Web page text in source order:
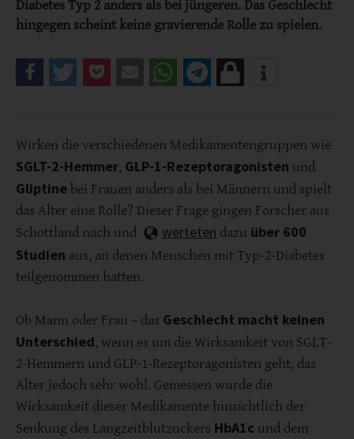
Diabetes Typ 2 anders als bei jüngeren. Das Geschlecht
hingegen scheint keine gravierende Rolle zu spielen.
Wirken die verschiedenen Medikamentengruppen wie
SGLT-2-Hemmer, GLP-1-Rezeptoragonisten und
Gliptine bei Frauen anders als bei Männern und spielt
das Alter eine Rolle? Dieser Frage gingen Forscher aus
Schottland nach und
werteten dazu über 600
Studien aus, an denen Menschen mit Typ-2-Diabetes
teilgenommen hatten.
Ob Mann oder Frau – das Geschlecht macht keinen
Unterschied, wenn es um die Wirksamkeit von SGLT-
2-Hemmern und GLP-1-Rezeptoragonisten geht, das
Alter jedoch sehr wohl. Gemessen wurde die
Wirksamkeit dieser Medikamente hinsichtlich der
Senkung des Langzeitblutzuckers HbA1c und dem